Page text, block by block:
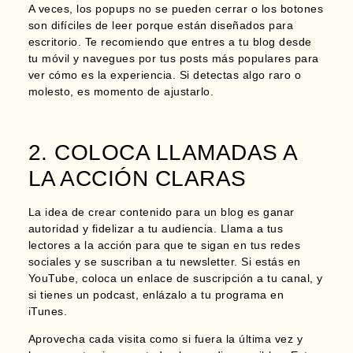
A veces, los popups no se pueden cerrar o los botones
son difíciles de leer porque están diseñados para
escritorio. Te recomiendo que entres a tu blog desde
tu móvil y navegues por tus posts más populares para
ver cómo es la experiencia.
Si detectas algo raro o
molesto, es momento de ajustarlo.
2. COLOCA LLAMADAS A
LA ACCIÓN CLARAS
La idea de crear contenido para un blog es ganar
autoridad y fidelizar a tu audiencia. Llama a tus
lectores a la acción para que te sigan en tus redes
sociales y se suscriban a tu newsletter. Si estás en
YouTube, coloca un enlace de suscripción a tu canal, y
si tienes un podcast, enlázalo a tu programa en
iTunes.
Aprovecha cada visita como si fuera la última vez y